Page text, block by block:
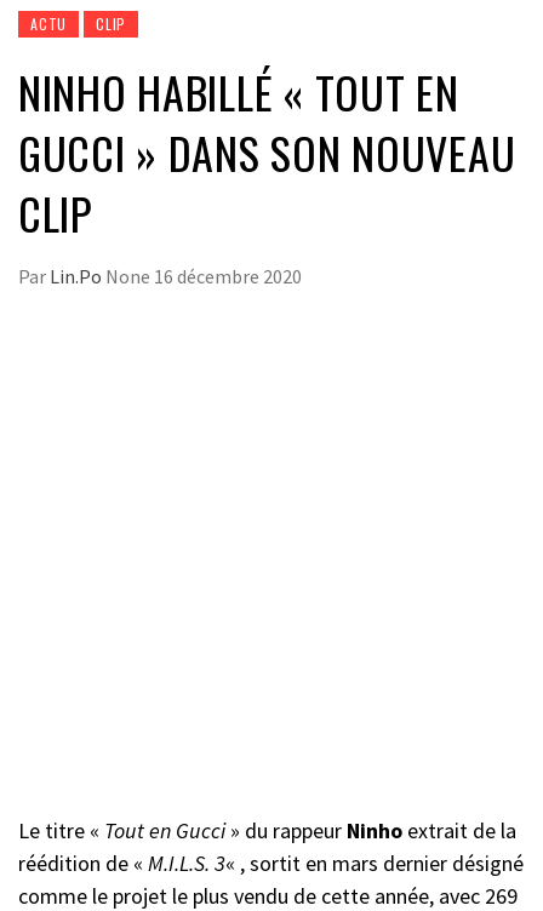
ACTU CLIP
NINHO HABILLÉ « TOUT EN
GUCCI » DANS SON NOUVEAU
CLIP
Par Lin.Po None 16 décembre 2020
Le titre « Tout en Gucci» du rappeur Ninho extrait de la
réédition de « M.I.L.S. 3« , sortit en mars dernier désigné
comme le projet le plus vendu de cette année, avec 269